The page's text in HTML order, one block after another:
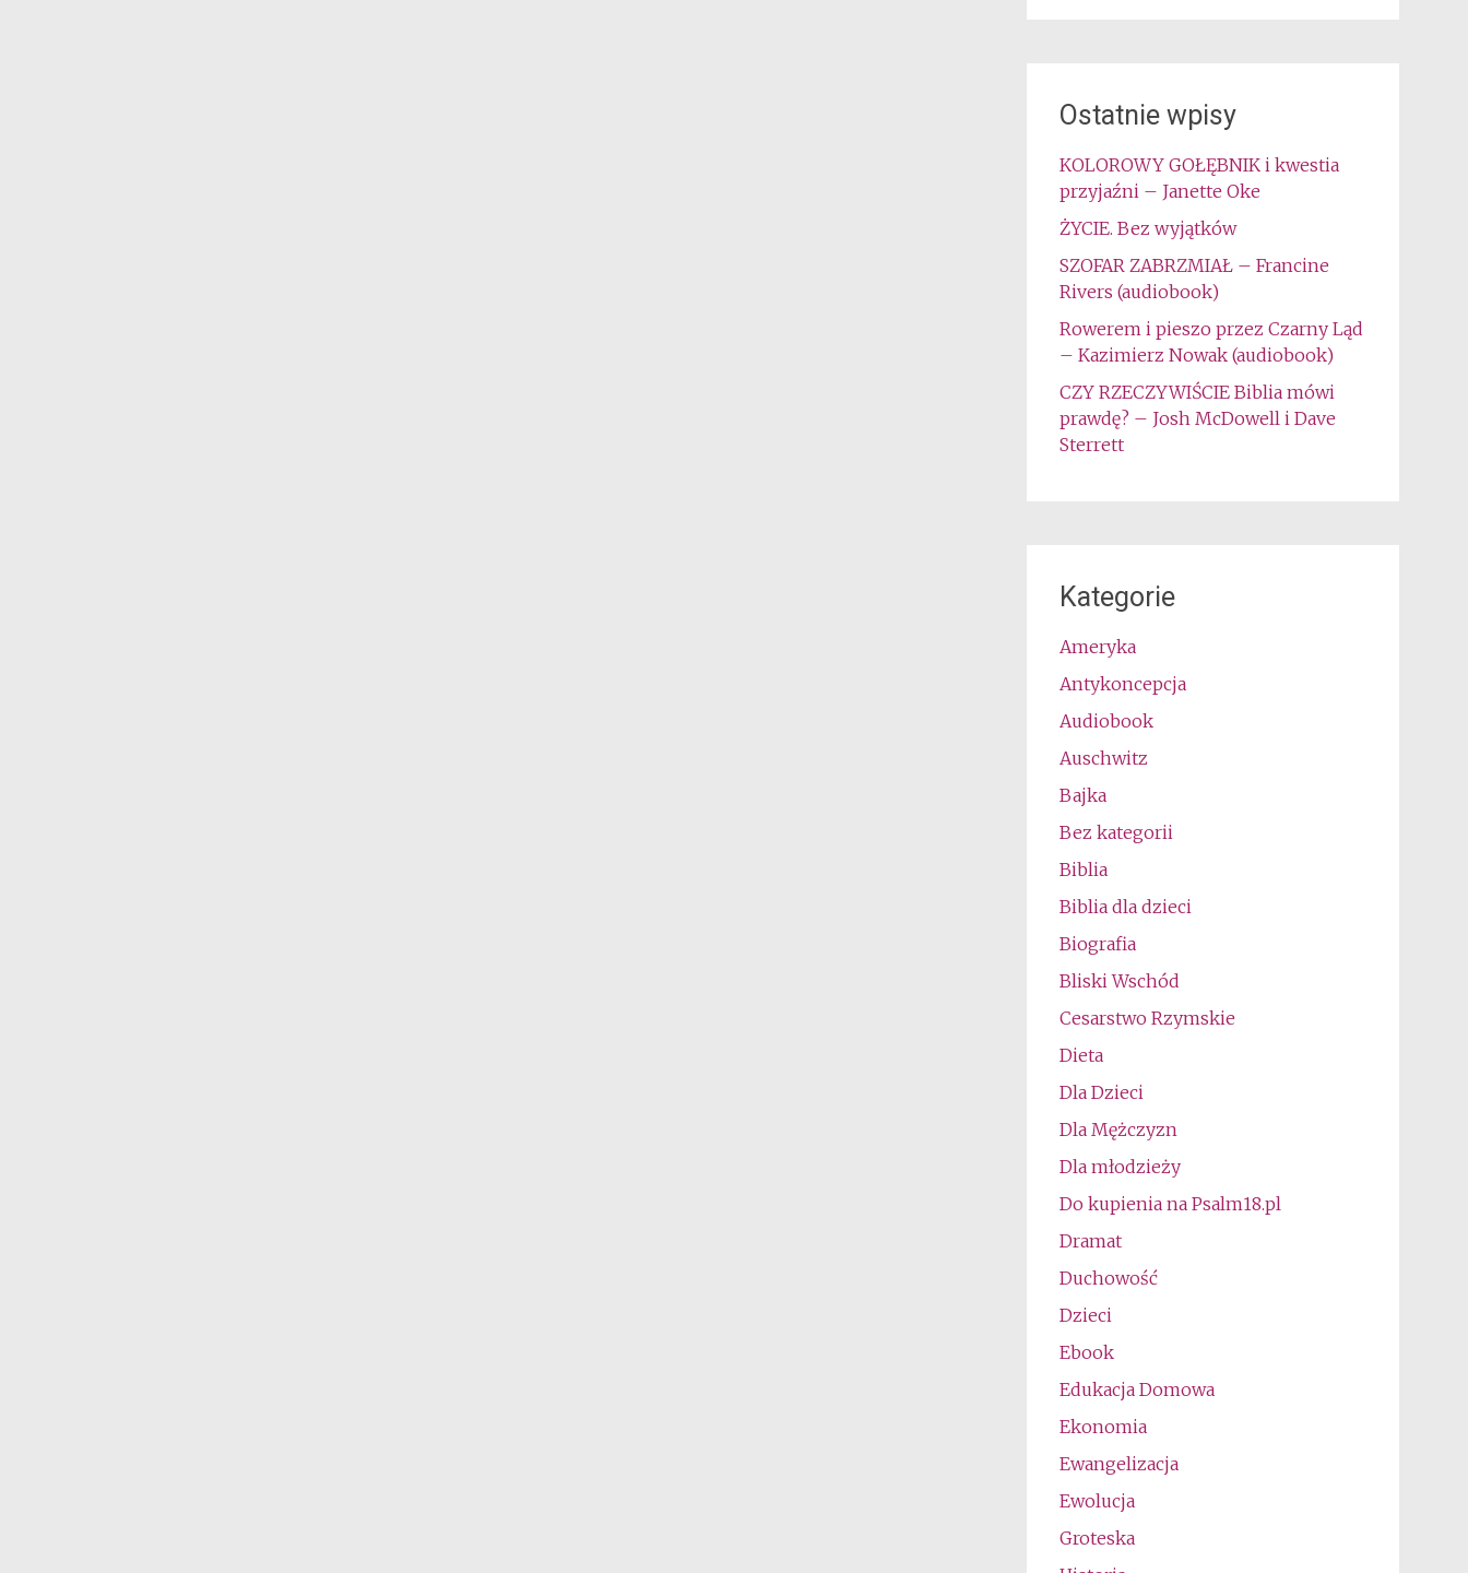
Ostatnie wpisy
KOLOROWY GOŁĘBNIK i kwestia
przyjaźni – Janette Oke
ŻYCIE. Bez wyjątków
SZOFAR ZABRZMIAŁ – Francine
Rivers (audiobook)
Rowerem i pieszo przez Czarny Ląd
– Kazimierz Nowak (audiobook)
CZY RZECZYWIŚCIE Biblia mówi
prawdę? – Josh McDowell i Dave
Sterrett
Kategorie
Ameryka
Antykoncepcja
Audiobook
Auschwitz
Bajka
Bez kategorii
Biblia
Biblia dla dzieci
Biografia
Bliski Wschód
Cesarstwo Rzymskie
Dieta
Dla Dzieci
Dla Mężczyzn
Dla młodzieży
Do kupienia na Psalm18.pl
Dramat
Duchowość
Dzieci
Ebook
Edukacja Domowa
Ekonomia
Ewangelizacja
Ewolucja
Groteska